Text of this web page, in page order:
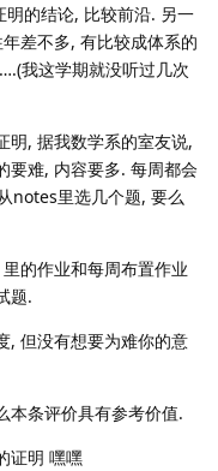
的结论, 比较前沿. 另一
差不多, 有比较成体系的
我这学期就没听过几次
明, 据我数学系的室友说,
难, 内容要多. 每周都会
notes里选几个题, 要么
的作业和每周布置作业
题.
, 但没有想要为难你的意
本条评价具有参考价值.
证明 嘿嘿